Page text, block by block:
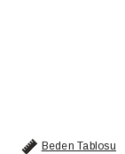
Beden Tablosu